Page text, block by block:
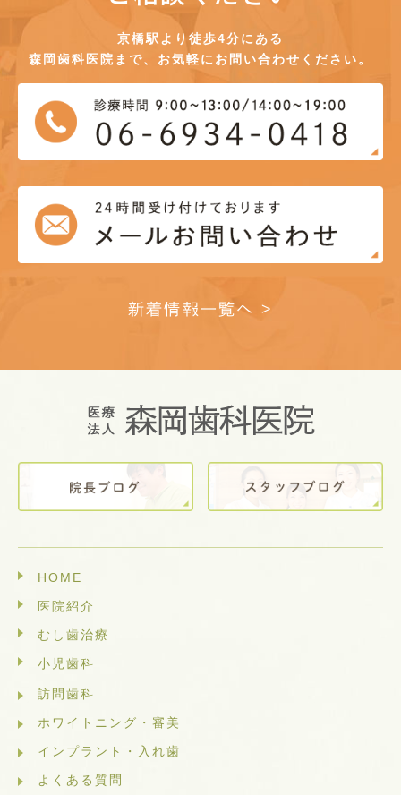
京橋駅より徒歩4分にある
森岡歯科医院まで、お気軽にお問い合わせください。
新着情報一覧へ >
HOME
医院紹介
むし歯治療
小児歯科
訪問歯科
ホワイトニング・審美
インプラント・入れ歯
よくある質問